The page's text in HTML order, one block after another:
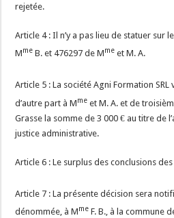
rejetée.
Article 4 : Il n’y a pas lieu de statuer sur
Mme B. et 476297 de Mme et M. A.
Article 5 : La société Agni Formation SRL
d’autre part à Mme et M. A. et de
Grasse la somme de 3 000 € au titre de
justice administrative.
Article 6 : Le surplus des conclusions
Article 7 : La présente décision sera
dénommée, à Mme F. B., à la commune